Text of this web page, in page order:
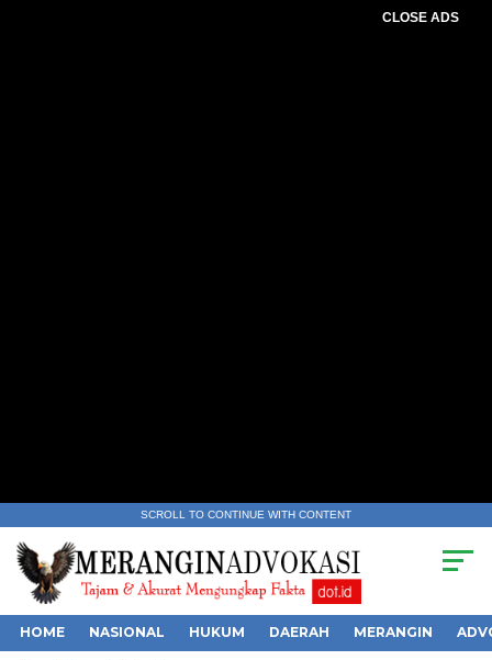
CLOSE ADS
SCROLL TO CONTINUE WITH CONTENT
HOME NASIONAL HUKUM DAERAH MERANGIN